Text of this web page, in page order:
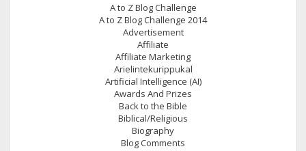
A to Z Blog Challenge
A to Z Blog Challenge 2014
Advertisement
Affiliate
Affiliate Marketing
Arielintekurippukal
Artificial Intelligence (AI)
Awards And Prizes
Back to the Bible
Biblical/Religious
Biography
Blog Comments